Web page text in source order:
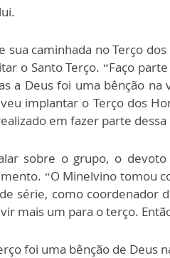
sua caminhada no Terço
o Santo Terço. “Faço
a Deus foi uma bênção
implantar o Terço dos
em fazer parte
sobre o grupo, o
“O Minelvino tomou
série, como coordenador
mais um para o terço.
foi uma bênção de Deus